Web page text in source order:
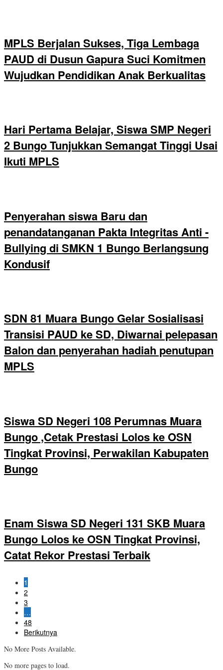
MPLS Berjalan Sukses, Tiga Lembaga
PAUD di Dusun Gapura Suci Komitmen
Wujudkan Pendidikan Anak Berkualitas
Hari Pertama Belajar, Siswa SMP Negeri
2 Bungo Tunjukkan Semangat Tinggi Usai
Ikuti MPLS
Penyerahan siswa Baru dan
penandatanganan Pakta Integritas Anti -
Bullying di SMKN 1 Bungo Berlangsung
Kondusif
SDN 81 Muara Bungo Gelar Sosialisasi
Transisi PAUD ke SD, Diwarnai pelepasan
Balon dan penyerahan hadiah penutupan
MPLS
Siswa SD Negeri 108 Perumnas Muara
Bungo ,Cetak Prestasi Lolos ke OSN
Tingkat Provinsi, Perwakilan Kabupaten
Bungo
Enam Siswa SD Negeri 131 SKB Muara
Bungo Lolos ke OSN Tingkat Provinsi,
Catat Rekor Prestasi Terbaik
1
2
3
…
48
Berikutnya
No More Posts Available.
No more pages to load.